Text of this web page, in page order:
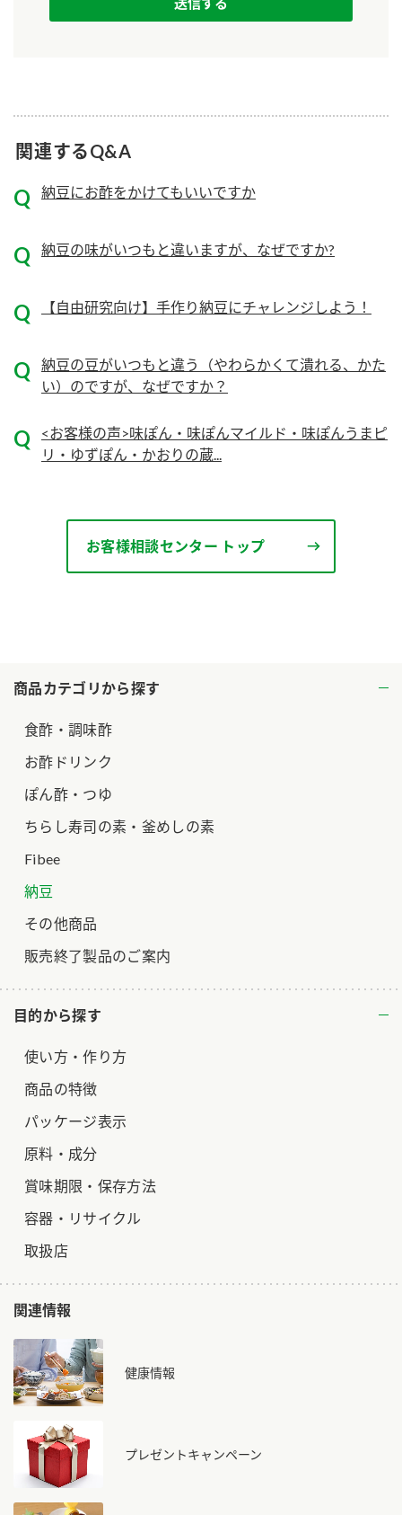
お酢を知ろう！
納豆の豆知識
ミツカンのCM
人気商品 ＋ おすすめレシピ
MIM（ミツカンミュージアム）
おいしさと健康への取り組み
よくあるご質問
お問い合わせ
業務用サイト ミツカングループについて
商品カテゴリから探す
食酢・調味酢
お酢ドリンク
ぽん酢・つゆ
ちらし寿司の素・釜めしの素
Fibee
納豆
その他商品
販売終了製品のご案内
目的から探す
使い方・作り方
商品の特徴
パッケージ表示
原料・成分
賞味期限・保存方法
容器・リサイクル
取扱店
関連情報
健康情報
プレゼントキャンペーン
関連するQ&A
納豆にお酢をかけてもいいですか
納豆の味がいつもと違いますが、なぜですか?
【自由研究向け】手作り納豆にチャレンジしよう！
納豆の豆がいつもと違う（やわらかくて潰れる、かた
い）のですが、なぜですか？
<お客様の声>味ぽん・味ぽんマイルド・味ぽんうまピ
リ・ゆずぽん・かおりの蔵...
お客様相談センター トップ